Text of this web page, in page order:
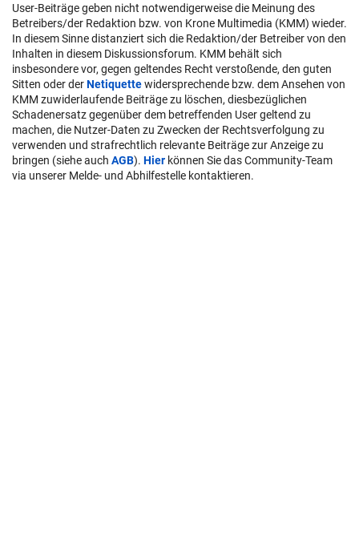
User-Beiträge geben nicht notwendigerweise die Meinung des
Betreibers/der Redaktion bzw. von Krone Multimedia (KMM) wieder.
In diesem Sinne distanziert sich die Redaktion/der Betreiber von den
Inhalten in diesem Diskussionsforum. KMM behält sich
insbesondere vor, gegen geltendes Recht verstoßende, den guten
Sitten oder derNetiquettewidersprechende bzw. dem Ansehen von
KMM zuwiderlaufende Beiträge zu löschen, diesbezüglichen
Schadenersatz gegenüber dem betreffenden User geltend zu
machen, die Nutzer-Daten zu Zwecken der Rechtsverfolgung zu
verwenden und strafrechtlich relevante Beiträge zur Anzeige zu
bringen (siehe auch AGB). Hier können Sie das Community-Team
via unserer Melde- und Abhilfestelle kontaktieren.